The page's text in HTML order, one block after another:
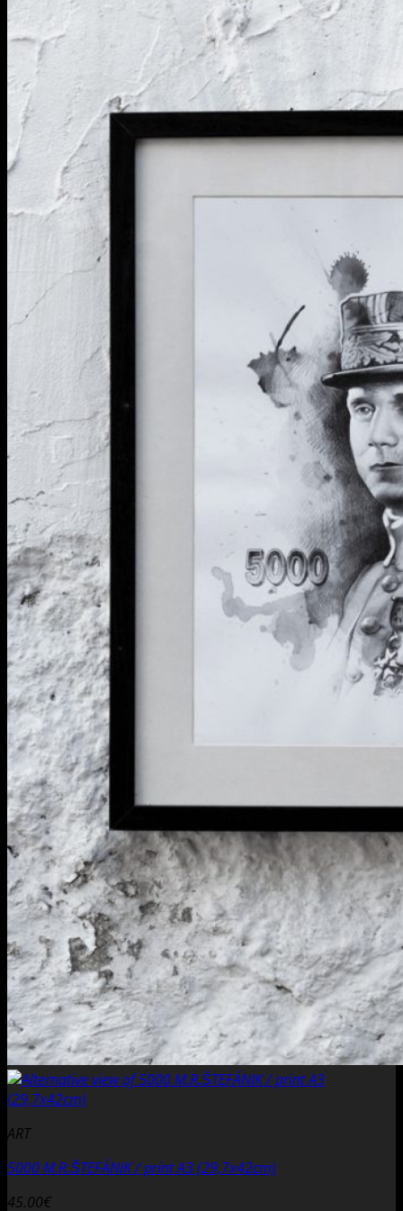
ART
5000 M.R.ŠTEFÁNIK / print A3 (29,7x42cm)
45.00€